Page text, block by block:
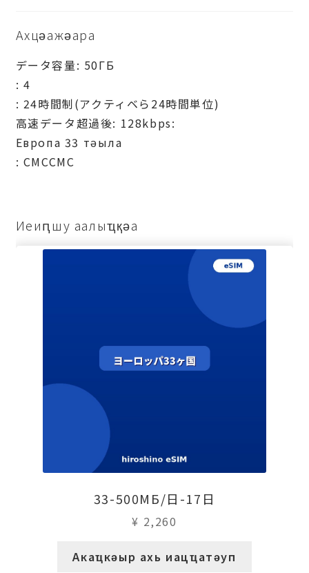
Ахцәажәара
データ容量: 50ГБ
: 4
: 24時間制(アクティベら24時間単位)
高速データ超過後: 128kbps:
Европа 33 тәыла
: СМССМС
Иеиԥшу аалыҵқәа
33-500МБ/日-17日
¥ 2,260
Акаҵкәыр ахь иацҵатәуп